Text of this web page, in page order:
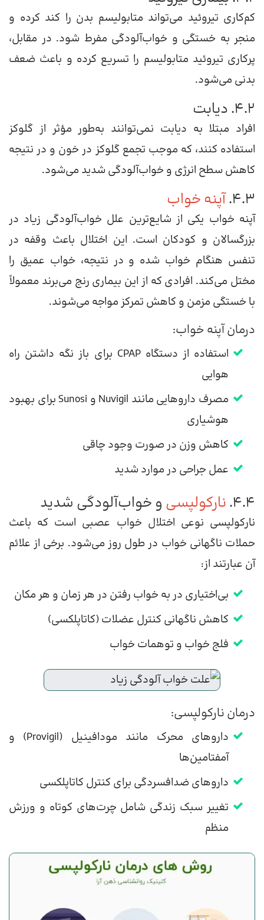
کم‌کاری تیروئید می‌تواند متابولیسم بدن را کند کرده و
منجر به خستگی و خواب‌آلودگی مفرط شود. در مقابل،
پرکاری تیروئید متابولیسم را تسریع کرده و باعث ضعف
بدنی می‌شود.
۴.۲. دیابت
افراد مبتلا به دیابت نمی‌توانند به‌طور مؤثر از گلوکز
استفاده کنند، که موجب تجمع گلوکز در خون و در نتیجه
کاهش سطح انرژی و خواب‌آلودگی شدید می‌شود.
۴.۳. آپنه خواب
آپنه خواب یکی از شایع‌ترین علل خواب‌آلودگی زیاد در
بزرگسالان و کودکان است. این اختلال باعث وقفه در
تنفس هنگام خواب شده و در نتیجه، خواب عمیق را
مختل می‌کند. افرادی که از این بیماری رنج می‌برند معمولاً
با خستگی مزمن و کاهش تمرکز مواجه می‌شوند.
درمان آپنه خواب:
استفاده از دستگاه CPAP برای باز نگه داشتن راه
هوایی
مصرف داروهایی مانند Nuvigil و Sunosi برای بهبود
هوشیاری
کاهش وزن در صورت وجود چاقی
عمل جراحی در موارد شدید
۴.۴. نارکولپسی و خواب‌آلودگی شدید
نارکولپسی نوعی اختلال خواب عصبی است که باعث
حملات ناگهانی خواب در طول روز می‌شود. برخی از علائم
آن عبارتند از:
بی‌اختیاری در به خواب رفتن در هر زمان و هر مکان
کاهش ناگهانی کنترل عضلات (کاتاپلکسی)
فلج خواب و توهمات خواب
درمان نارکولپسی:
داروهای محرک مانند مودافینیل (Provigil) و
آمفتامین‌ها
داروهای ضدافسردگی برای کنترل کاتاپلکسی
تغییر سبک زندگی شامل چرت‌های کوتاه و ورزش
منظم